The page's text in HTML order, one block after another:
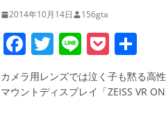
2014年10月14日 156gta
F
a
c
T
w
itt
Li
n
e
P
o
ck
有
カメラ用レンズでは泣く子も黙る高
マウントディスプレイ「ZEISS VR